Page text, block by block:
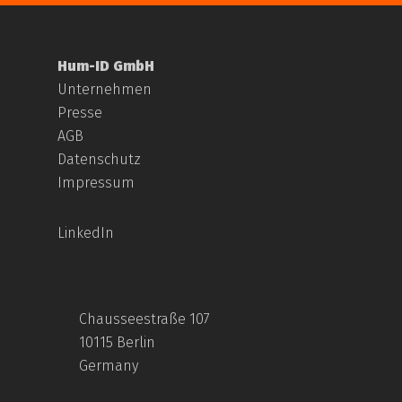
Hum-ID GmbH
Unternehmen
Presse
AGB
Datenschutz
Impressum
LinkedIn
Chausseestraße 107
10115 Berlin
Germany